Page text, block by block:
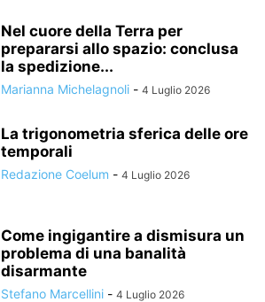
Nel cuore della Terra per
prepararsi allo spazio: conclusa
la spedizione...
Marianna Michelagnoli - 4 Luglio 2026
La trigonometria sferica delle ore
temporali
Redazione Coelum - 4 Luglio 2026
Come ingigantire a dismisura un
problema di una banalità
disarmante
Stefano Marcellini - 4 Luglio 2026